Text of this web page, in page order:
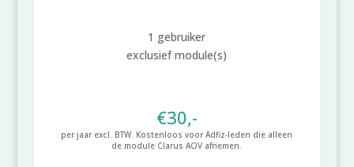
1 gebruiker
exclusief module(s)
€30,-
per jaar excl. BTW. Kostenloos voor Adfiz-leden die alleen
de module Clarus AOV afnemen.